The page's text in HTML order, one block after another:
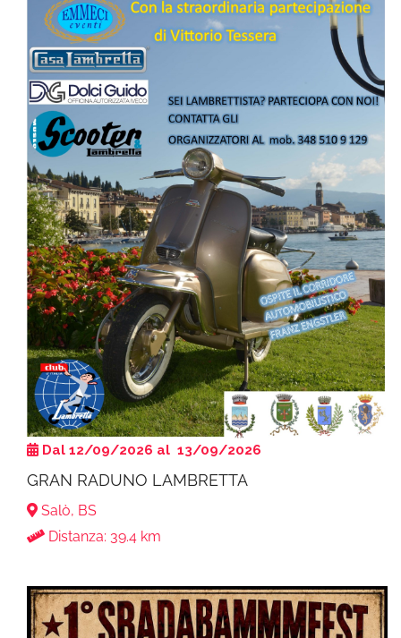
Dal 12/09/2026 al 13/09/2026
GRAN RADUNO LAMBRETTA
Salò, BS
Distanza: 39.4 km